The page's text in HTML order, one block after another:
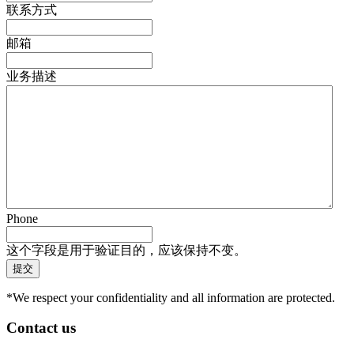
联系方式
邮箱
业务描述
Phone
这个字段是用于验证目的，应该保持不变。
*We respect your confidentiality and all information are protected.
Contact us